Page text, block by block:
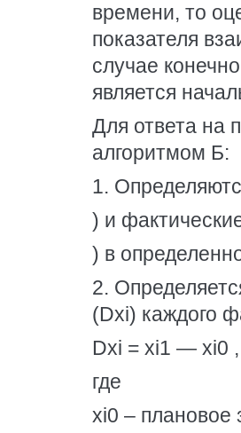
времени, то
показателя
случае
является
Для ответа на
алгоритмом Б:
1.
) и
) в
2.
(Dxi) каждого
Dxi = xi1 — xi0 ,
где
хi0 – плановое